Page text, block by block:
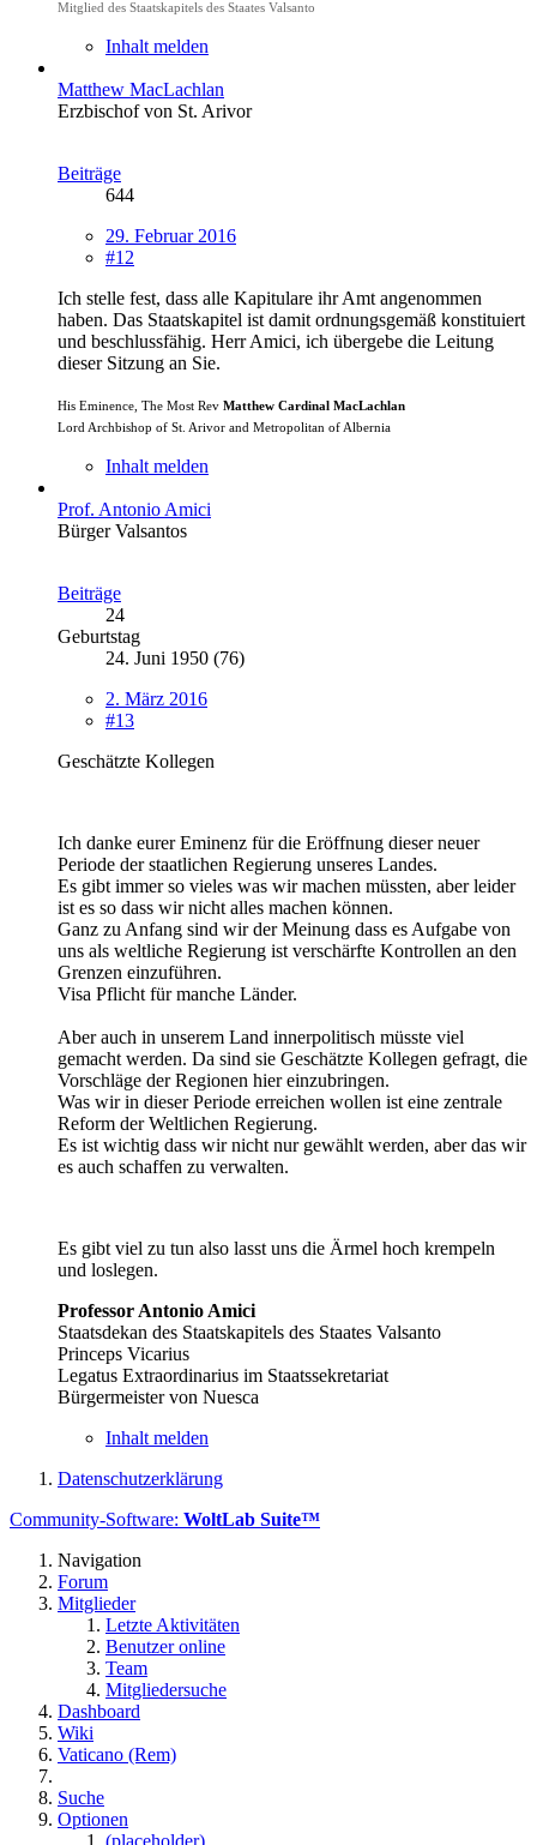
Mitglied des Staatskapitels des Staates Valsanto
Inhalt melden
Matthew MacLachlan
Erzbischof von St. Arivor
Beiträge
644
29. Februar 2016
#12
Ich stelle fest, dass alle Kapitulare ihr Amt angenommen
haben. Das Staatskapitel ist damit ordnungsgemäß konstituiert
und beschlussfähig. Herr Amici, ich übergebe die Leitung
dieser Sitzung an Sie.
His Eminence, The Most Rev Matthew Cardinal MacLachlan
Lord Archbishop of St. Arivor and Metropolitan of Albernia
Inhalt melden
Prof. Antonio Amici
Bürger Valsantos
Beiträge
24
Geburtstag
24. Juni 1950 (76)
2. März 2016
#13
Geschätzte Kollegen
Ich danke eurer Eminenz für die Eröffnung dieser neuer
Periode der staatlichen Regierung unseres Landes.
Es gibt immer so vieles was wir machen müssten, aber leider
ist es so dass wir nicht alles machen können.
Ganz zu Anfang sind wir der Meinung dass es Aufgabe von
uns als weltliche Regierung ist verschärfte Kontrollen an den
Grenzen einzuführen.
Visa Pflicht für manche Länder.
Aber auch in unserem Land innerpolitisch müsste viel
gemacht werden. Da sind sie Geschätzte Kollegen gefragt, die
Vorschläge der Regionen hier einzubringen.
Was wir in dieser Periode erreichen wollen ist eine zentrale
Reform der Weltlichen Regierung.
Es ist wichtig dass wir nicht nur gewählt werden, aber das wir
es auch schaffen zu verwalten.
Es gibt viel zu tun also lasst uns die Ärmel hoch krempeln
und loslegen.
Professor Antonio Amici
Staatsdekan des Staatskapitels des Staates Valsanto
Princeps Vicarius
Legatus Extraordinarius im Staatssekretariat
Bürgermeister von Nuesca
Inhalt melden
Datenschutzerklärung
Community-Software: WoltLab Suite™
Navigation
Forum
Mitglieder
Letzte Aktivitäten
Benutzer online
Team
Mitgliedersuche
Dashboard
Wiki
Vaticano (Rem)
Suche
Optionen